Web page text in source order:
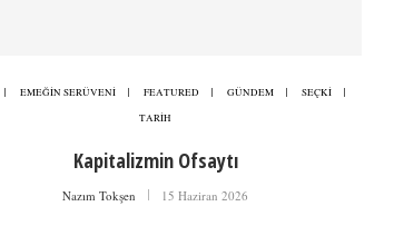
EMEĞİN SERÜVENİ FEATURED GÜNDEM
SEÇKİ
TARİH
Kapitalizmin Ofsaytı
Nazım Tokşen 15 Haziran 2026